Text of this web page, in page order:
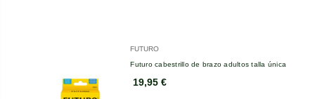
FUTURO
Futuro cabestrillo de brazo adultos talla única
19,95 €